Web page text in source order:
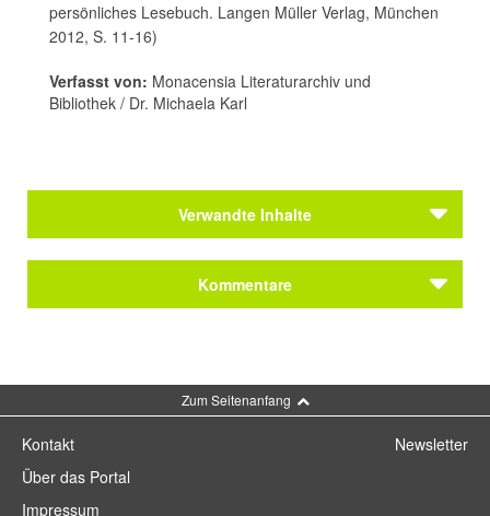
persönliches Lesebuch. Langen Müller Verlag, München
2012, S. 11-16)
Verfasst von: Monacensia Literaturarchiv und
Bibliothek / Dr. Michaela Karl
Verwandte Inhalte
Wecker, Konstantin
Konstantin Wecker
Das Allgäuer Literaturfestival 2018 präsentiert
sein Programm
Kommentare
Zum Seitenanfang
Kontakt
Über das Portal
Impressum
Newsletter